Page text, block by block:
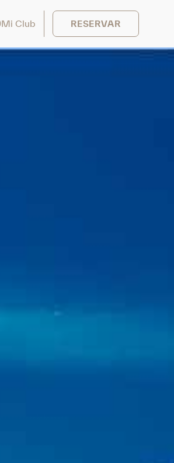
Mi Club RESERVAR